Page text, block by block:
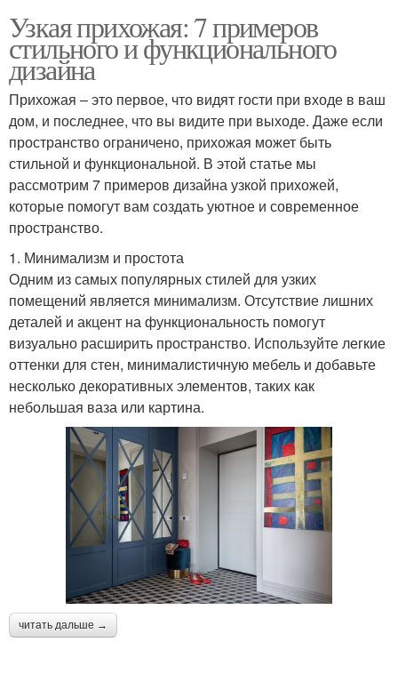
Узкая прихожая: 7 примеров
стильного и функционального
дизайна
Прихожая – это первое, что видят гости при входе в ваш
дом, и последнее, что вы видите при выходе. Даже если
пространство ограничено, прихожая может быть
стильной и функциональной. В этой статье мы
рассмотрим 7 примеров дизайна узкой прихожей,
которые помогут вам создать уютное и современное
пространство.
1. Минимализм и простота
Одним из самых популярных стилей для узких
помещений является минимализм. Отсутствие лишних
деталей и акцент на функциональность помогут
визуально расширить пространство. Используйте легкие
оттенки для стен, минималистичную мебель и добавьте
несколько декоративных элементов, таких как
небольшая ваза или картина.
читать дальше →